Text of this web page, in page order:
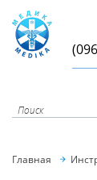
Главная